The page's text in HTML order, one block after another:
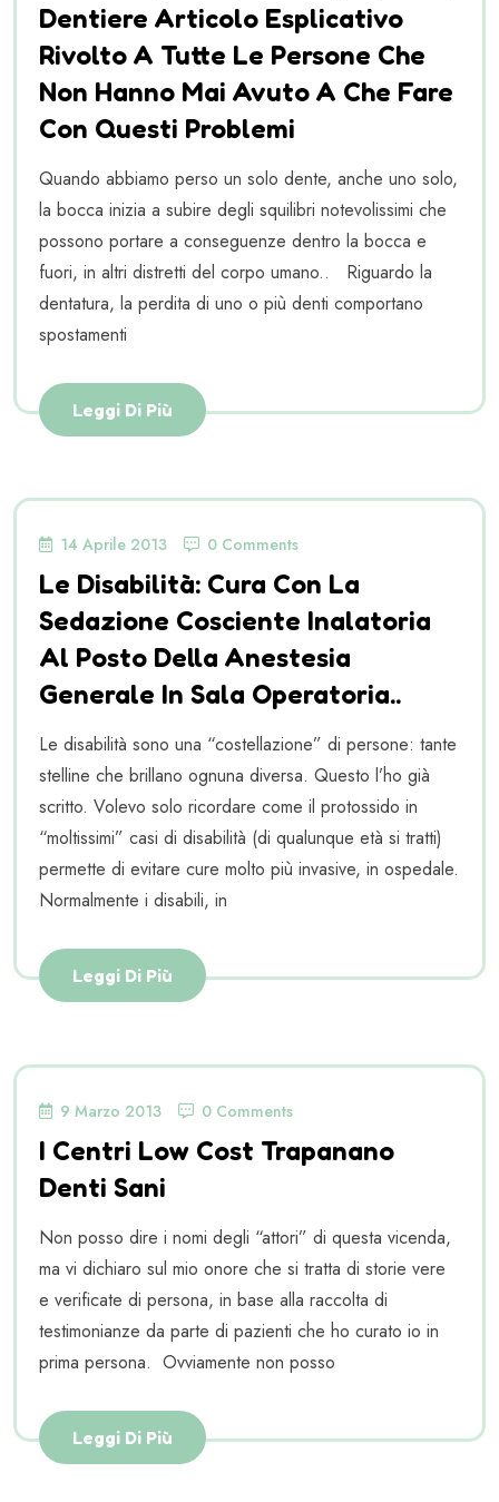
Dentiere Articolo Esplicativo
Rivolto A Tutte Le Persone Che
Non Hanno Mai Avuto A Che Fare
Con Questi Problemi
Quando abbiamo perso un solo dente, anche uno solo,
la bocca inizia a subire degli squilibri notevolissimi che
possono portare a conseguenze dentro la bocca e
fuori, in altri distretti del corpo umano.. Riguardo la
dentatura, la perdita di uno o più denti comportano
spostamenti
Leggi Di Più
14 Aprile 2013 0 Comments
Le Disabilità: Cura Con La
Sedazione Cosciente Inalatoria
Al Posto Della Anestesia
Generale In Sala Operatoria..
Le disabilità sono una “costellazione” di persone: tante
stelline che brillano ognuna diversa. Questo l’ho già
scritto. Volevo solo ricordare come il protossido in
“moltissimi” casi di disabilità (di qualunque età si tratti)
permette di evitare cure molto più invasive, in ospedale.
Normalmente i disabili, in
Leggi Di Più
9 Marzo 2013 0 Comments
I Centri Low Cost Trapanano
Denti Sani
Non posso dire i nomi degli “attori” di questa vicenda,
ma vi dichiaro sul mio onore che si tratta di storie vere
e verificate di persona, in base alla raccolta di
testimonianze da parte di pazienti che ho curato io in
prima persona. Ovviamente non posso
Leggi Di Più